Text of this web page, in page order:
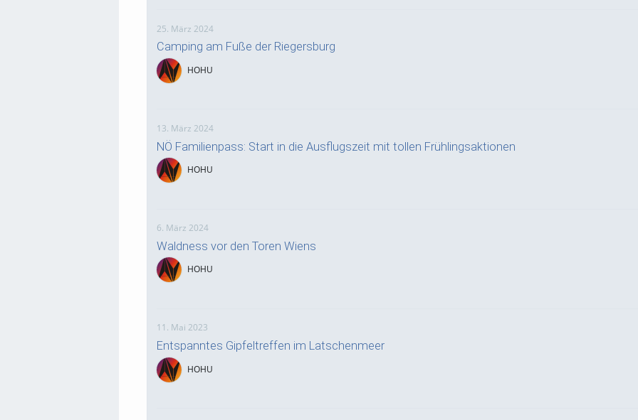
25. März 2024
Camping am Fuße der Riegersburg
HOHU
13. März 2024
NÖ Familienpass: Start in die Ausflugszeit mit tollen Frühlingsaktionen
HOHU
6. März 2024
Waldness vor den Toren Wiens
HOHU
11. Mai 2023
Entspanntes Gipfeltreffen im Latschenmeer
HOHU